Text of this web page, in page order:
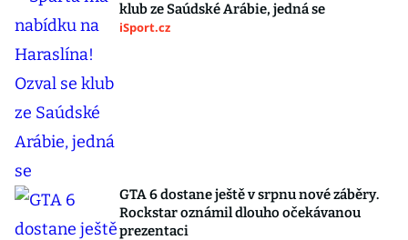
klub ze Saúdské Arábie, jedná se
iSport.cz
GTA 6 dostane ještě v srpnu nové záběry.
Rockstar oznámil dlouho očekávanou
prezentaci